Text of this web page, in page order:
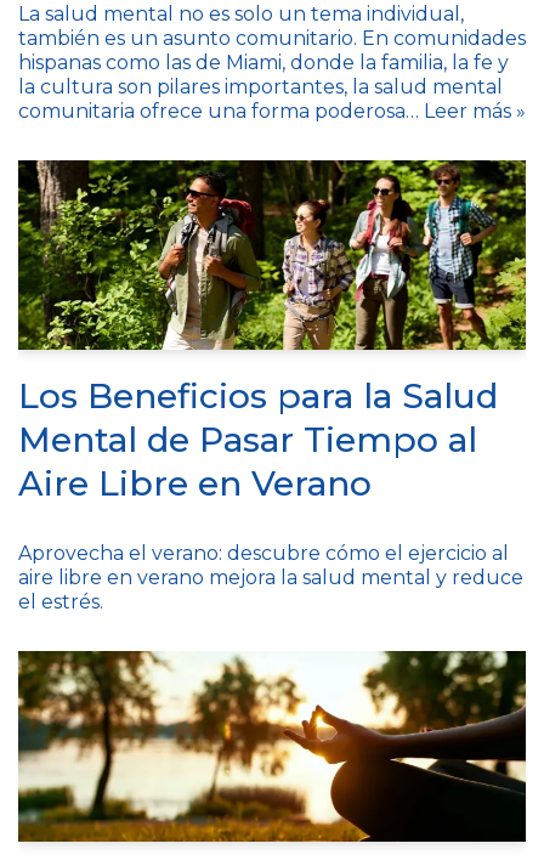
La salud mental no es solo un tema individual,
también es un asunto comunitario. En comunidades
hispanas como las de Miami, donde la familia, la fe y
la cultura son pilares importantes, la salud mental
comunitaria ofrece una forma poderosa… Leer más »
Los Beneficios para la Salud
Mental de Pasar Tiempo al
Aire Libre en Verano
Aprovecha el verano: descubre cómo el ejercicio al
aire libre en verano mejora la salud mental y reduce
el estrés.